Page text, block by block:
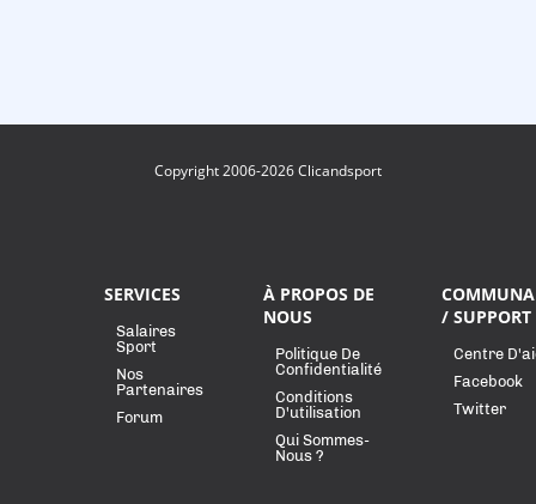
Copyright 2006-2026 Clicandsport
SERVICES
Salaires
Sport
Nos
Partenaires
Forum
À PROPOS DE
NOUS
Politique De
Confidentialité
Conditions
D'utilisation
Qui Sommes-
Nous ?
/ SUPPORT
Centre
Facebook
Twitter